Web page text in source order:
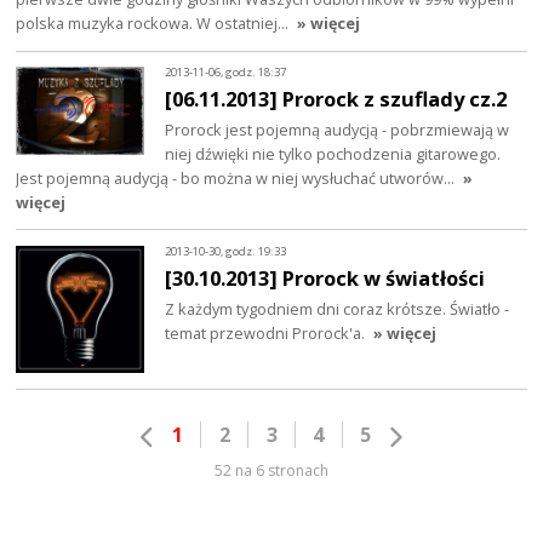
polska muzyka rockowa. W ostatniej… » więcej
2013-11-06, godz. 18:37
[06.11.2013] Prorock z szuflady cz.2
Prorock jest pojemną audycją - pobrzmiewają w
niej dźwięki nie tylko pochodzenia gitarowego.
Jest pojemną audycją - bo można w niej wysłuchać utworów… »
więcej
2013-10-30, godz. 19:33
[30.10.2013] Prorock w światłości
Z każdym tygodniem dni coraz krótsze. Światło -
temat przewodni Prorock'a. » więcej
1 2 3 4 5
52 na 6 stronach